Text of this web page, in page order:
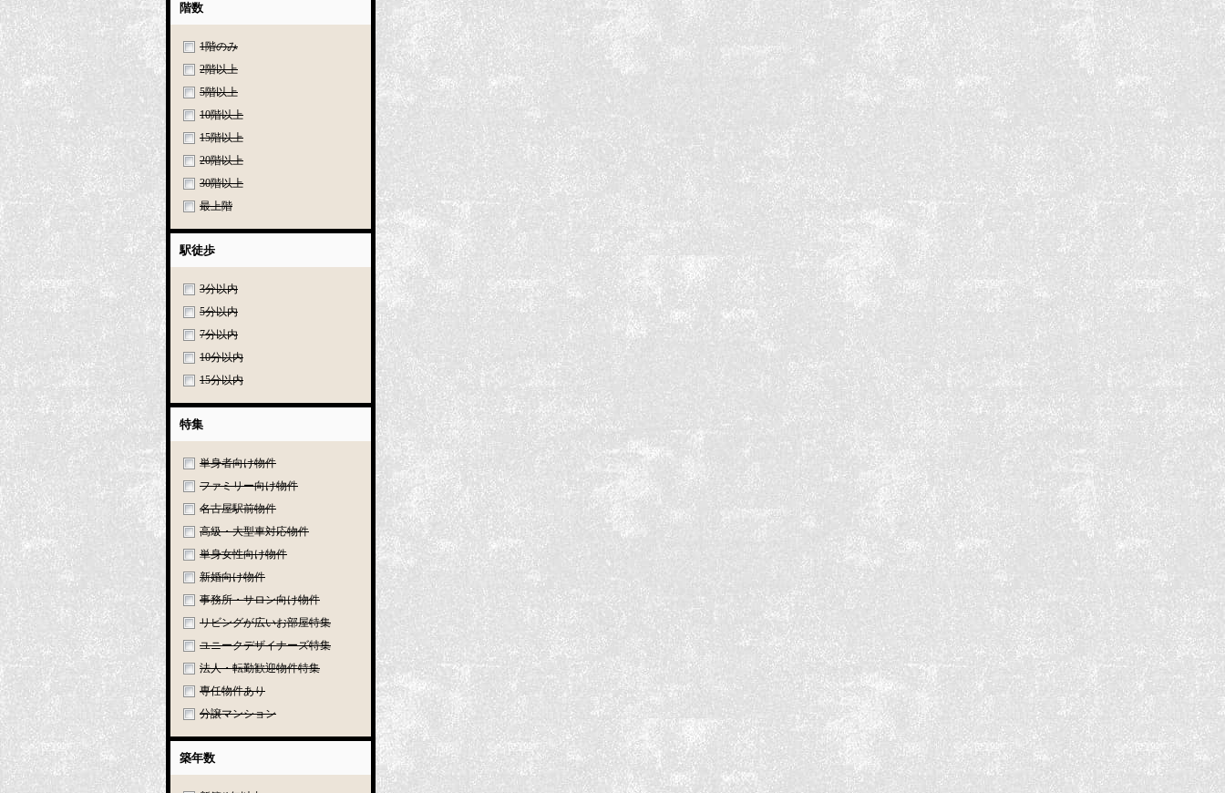
階数
1階のみ
2階以上
5階以上
10階以上
15階以上
20階以上
30階以上
最上階
駅徒歩
3分以内
5分以内
7分以内
10分以内
15分以内
特集
単身者向け物件
ファミリー向け物件
名古屋駅前物件
高級・大型車対応物件
単身女性向け物件
新婚向け物件
事務所・サロン向け物件
リビングが広いお部屋特集
ユニークデザイナーズ特集
法人・転勤歓迎物件特集
専任物件あり
分譲マンション
築年数